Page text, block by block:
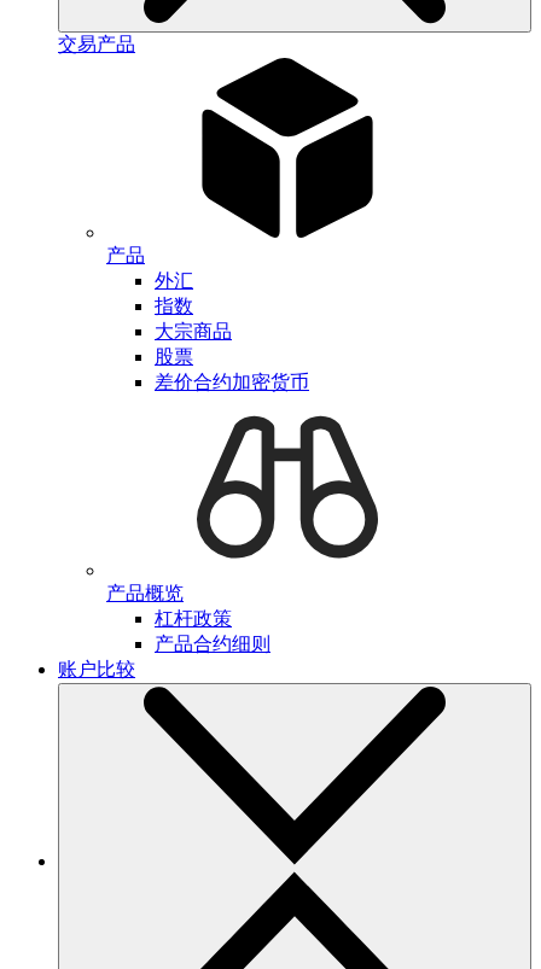
交易产品
产品
外汇
指数
大宗商品
股票
差价合约加密货币
产品概览
杠杆政策
产品合约细则
账户比较